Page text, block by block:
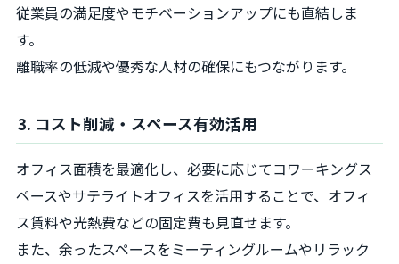
従業員の満足度やモチベーションアップにも直結しま
す。
離職率の低減や優秀な人材の確保にもつながります。
3. コスト削減・スペース有効活用
オフィス面積を最適化し、必要に応じてコワーキングス
ペースやサテライトオフィスを活用することで、オフィ
ス賃料や光熱費などの固定費も見直せます。
また、余ったスペースをミーティングルームやリラック